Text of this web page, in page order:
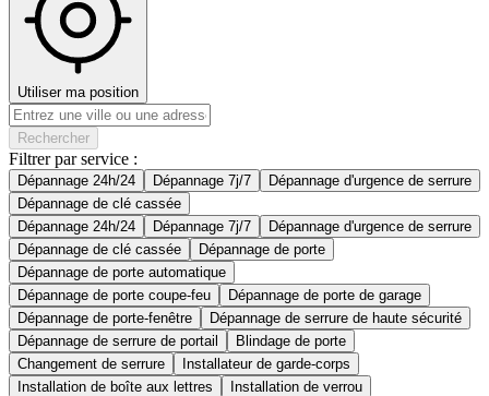
Utiliser ma position
Rechercher
Filtrer par service :
Dépannage 24h/24 Dépannage 7j/7
Dépannage d'urgence de serrure
Dépannage de clé cassée
Dépannage 24h/24
Dépannage 7j/7
Dépannage d'urgence de serrure
Dépannage de clé cassée
Dépannage de porte
Dépannage de porte automatique
Dépannage de porte coupe-feu
Dépannage de porte de garage
Dépannage de porte-fenêtre
Dépannage de serrure de haute sécurité
Dépannage de serrure de portail
Blindage de porte
Changement de serrure
Installateur de garde-corps
Installation de boîte aux lettres
Installation de verrou